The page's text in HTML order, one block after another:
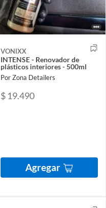
VONIXX
INTENSE - Renovador de
plásticos interiores - 500ml
Por Zona Detailers
$ 19.490
Agregar